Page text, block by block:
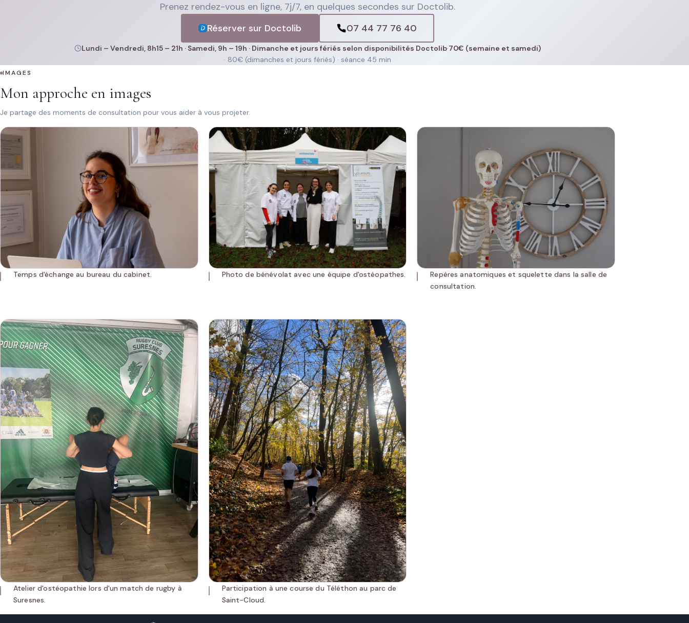
Prenez rendez-vous en ligne, 7j/7, en quelques secondes sur Doctolib.
Réserver sur Doctolib
07 44 77 76 40
Lundi – Vendredi, 8h15 – 21h · Samedi, 9h – 19h · Dimanche et jours fériés selon disponibilités Doctolib·70€ (semaine et samedi)
· 80€ (dimanches et jours fériés) · séance 45 min
IMAGES
Mon approche en images
Je partage des moments de consultation pour vous aider à vous projeter.
Temps d'échange au bureau du cabinet. Photo de bénévolat avec une équipe d'ostéopathes.
Repères anatomiques et squelette dans la salle de
consultation.
Atelier d'ostéopathie lors d'un match de rugby à
Suresnes.
Participation à une course du Téléthon au parc de
Saint-Cloud.